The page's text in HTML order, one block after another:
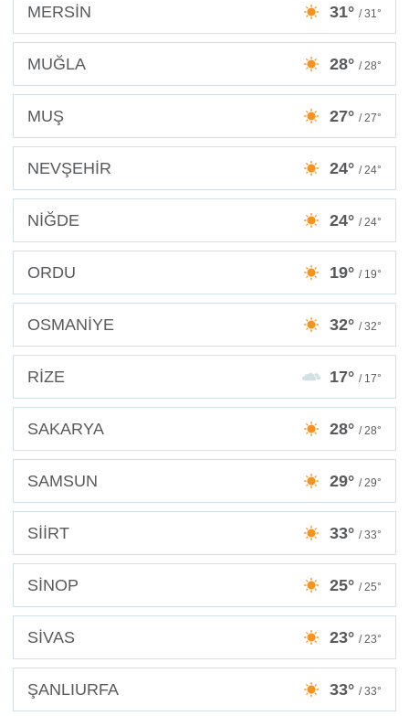
MERSİN 31° / 31°
MUĞLA 28° / 28°
MUŞ 27° / 27°
NEVŞEHİR 24° / 24°
NİĞDE 24° / 24°
ORDU 19° / 19°
OSMANİYE 32° / 32°
RİZE 17° / 17°
SAKARYA 28° / 28°
SAMSUN 29° / 29°
SİİRT 33° / 33°
SİNOP 25° / 25°
SİVAS 23° / 23°
ŞANLIURFA 33° / 33°